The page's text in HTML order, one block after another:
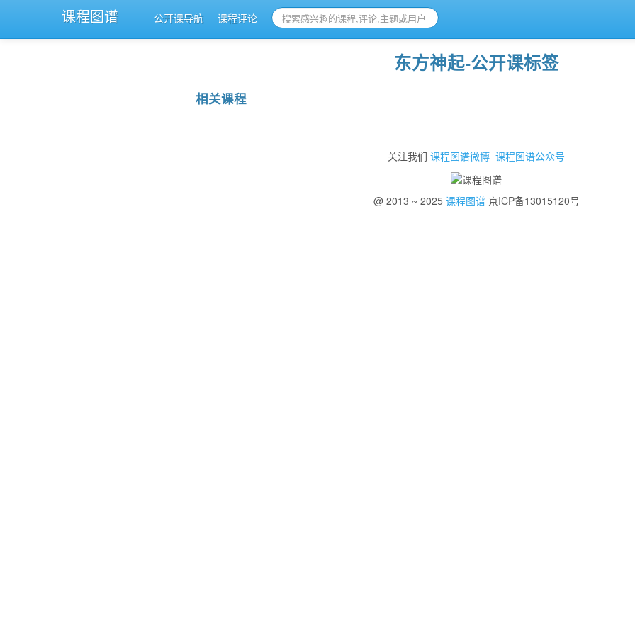
课程图谱 公开课导航 课程评论
东方神起-公开课标签
相关课程
关注我们 课程图谱微博 课程图谱公众号
@ 2013 ~ 2025 课程图谱京ICP备13015120号